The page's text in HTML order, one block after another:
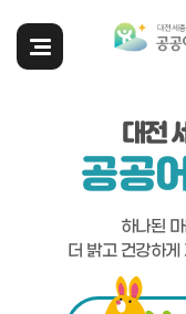
전체메뉴
대전
공공
하나된
더 밝고 건강하